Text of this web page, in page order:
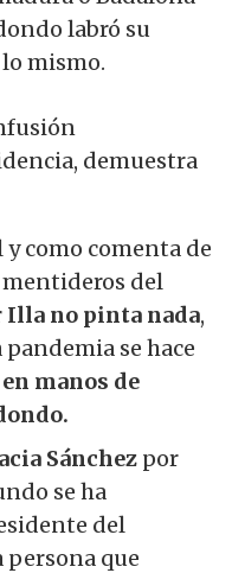
labró su
mismo.
demuestra
como comenta de
del
Illa no pinta nada,
se hace
manos de
Sánchez por
se ha
del
persona que